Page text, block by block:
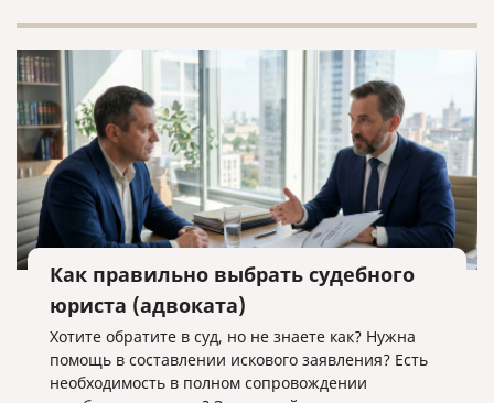
Как правильно выбрать судебного
юриста (адвоката)
Хотите обратите в суд, но не знаете как? Нужна
помощь в составлении искового заявления? Есть
необходимость в полном сопровождении